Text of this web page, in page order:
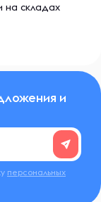
на складах
и
персональных